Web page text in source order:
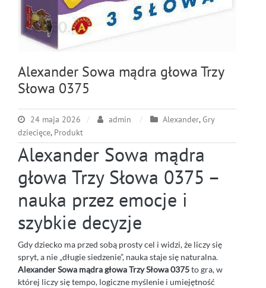
Alexander Sowa mądra głowa Trzy
Słowa 0375
24 maja 2026 admin Alexander,Gry
dziecięce, Produkt
Alexander Sowa mądra
głowa Trzy Słowa 0375 –
nauka przez emocje i
szybkie decyzje
Gdy dziecko ma przed sobą prosty cel i widzi, że liczy się
spryt, a nie „długie siedzenie”, nauka staje się naturalna.
Alexander Sowa mądra głowa Trzy Słowa 0375to gra, w
której liczy się tempo, logiczne myślenie i umiejętność